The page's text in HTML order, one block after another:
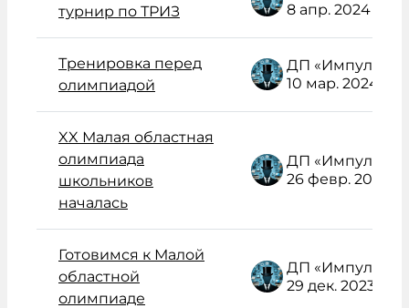
турнир по ТРИЗ
8 апр. 2024
Тренировка перед
олимпиадой
10 мар. 2024
XX Малая областная
олимпиада
школьников
началась
26 февр. 2024
Готовимся к Малой
областной
олимпиаде
29 дек. 2023